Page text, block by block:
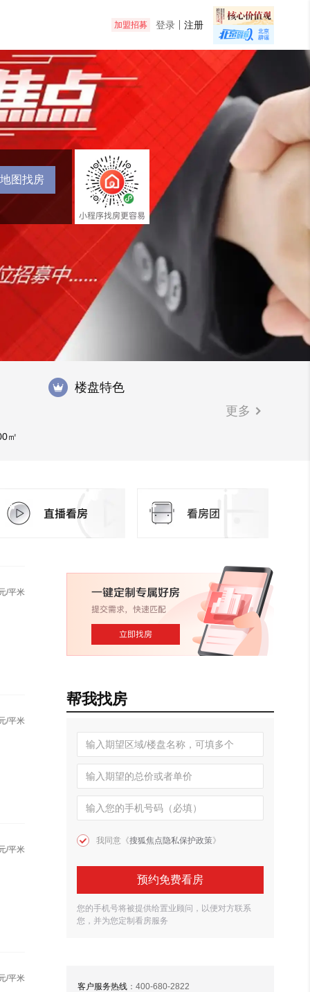
加盟招募 登录 注册
地图找房
㎡
楼盘特色
更多
/平米
/平米
/平米
/平米
帮我找房
我同意《搜狐焦点隐私保护政策》
预约免费看房
您的手机号将被提供给置业顾问，以便对方联系
您，并为您定制看房服务
客户服务热线 ：400-680-2822